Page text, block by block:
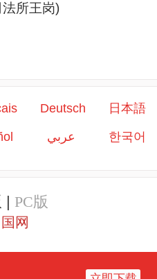
所王岗)
Deutsch 日本語
عربي 한국어
| PC版
网